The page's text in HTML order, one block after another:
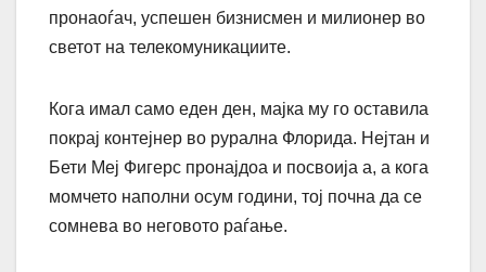
пронаоѓач, успешен бизнисмен и милионер во
светот на телекомуникациите.
Кога имал само еден ден, мајка му го оставила
покрај контејнер во рурална Флорида. Нејтан и
Бети Меј Фигерс пронајдоа и посвоија а, а кога
момчето наполни осум години, тој почна да се
сомнева во неговото раѓање.